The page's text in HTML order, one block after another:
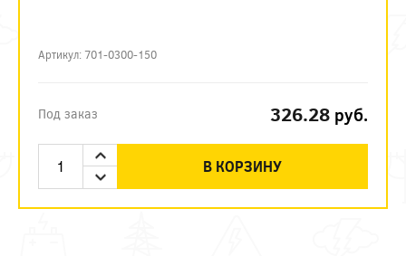
Артикул: 701-0300-150
Под заказ 326.28 руб.
В КОРЗИНУ